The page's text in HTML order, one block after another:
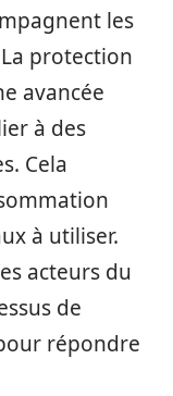
les
protection
avancée
à des
Cela
à utiliser.
acteurs du
de
répondre